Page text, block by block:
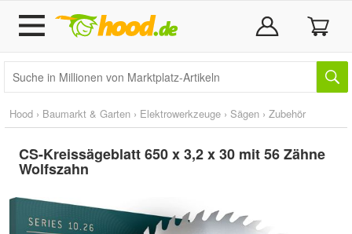
Hood › Baumarkt & Garten › Elektrowerkzeuge › Sägen › Zubehör
CS-Kreissägeblatt 650 x 3,2 x 30 mit 56 Zähne
Wolfszahn